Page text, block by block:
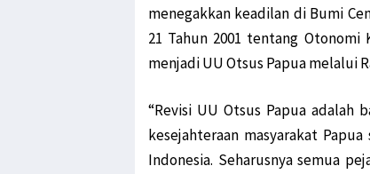
menegakkan keadilan di Bumi
21 Tahun 2001 tentang
menjadi UU Otsus Papua melalui
“Revisi UU Otsus Papua adalah
kesejahteraan masyarakat
Indonesia. Seharusnya semua